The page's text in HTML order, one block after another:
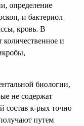
определение
и бактериол
кровь. В
количественное и
биологии,
не содержат
состав к-рых точно
путем